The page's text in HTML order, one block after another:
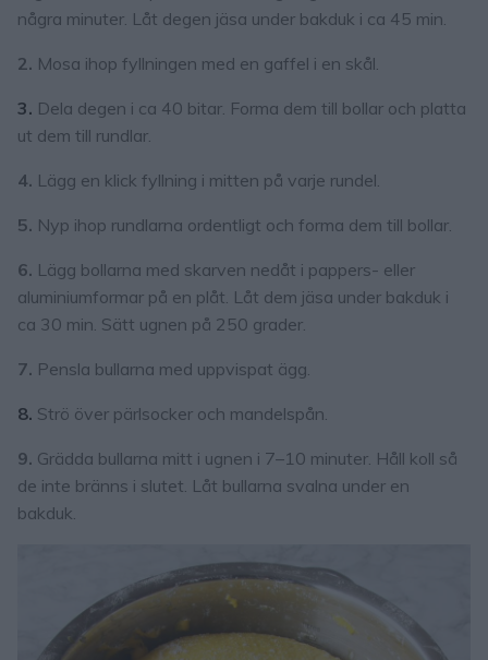
några minuter. Låt degen jäsa under bakduk i ca 45 min.
2. Mosa ihop fyllningen med en gaffel i en skål.
3. Dela degen i ca 40 bitar. Forma dem till bollar och platta
ut dem till rundlar.
4. Lägg en klick fyllning i mitten på varje rundel.
5. Nyp ihop rundlarna ordentligt och forma dem till bollar.
6. Lägg bollarna med skarven nedåt i pappers- eller
aluminiumformar på en plåt. Låt dem jäsa under bakduk i
ca 30 min. Sätt ugnen på 250 grader.
7. Pensla bullarna med uppvispat ägg.
8. Strö över pärlsocker och mandelspån.
9. Grädda bullarna mitt i ugnen i 7–10 minuter. Håll koll så
de inte bränns i slutet. Låt bullarna svalna under en
bakduk.